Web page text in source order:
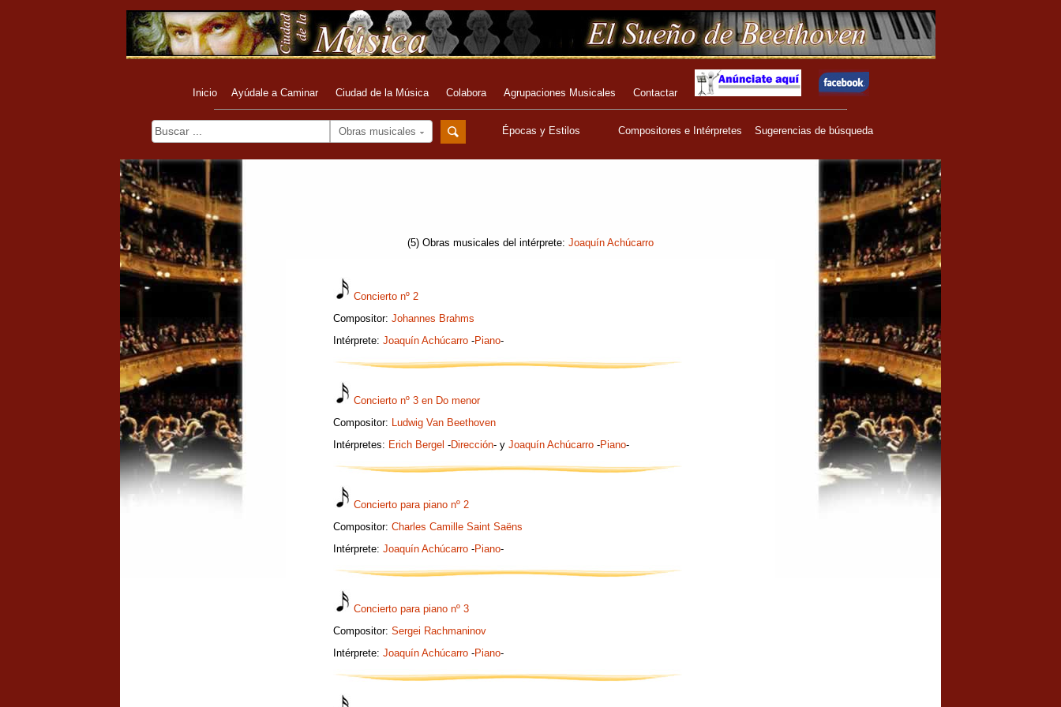
Inicio Ayúdale a Caminar Ciudad de la Música Colabora Agrupaciones Musicales Contactar
Obras musicales Épocas y Estilos Compositores e Intérpretes Sugerencias de búsqueda
(5) Obras musicales del intérprete: Joaquín Achúcarro
Concierto nº 2
Compositor: Johannes Brahms
Intérprete: Joaquín Achúcarro -Piano-
Concierto nº 3 en Do menor
Compositor: Ludwig Van Beethoven
Intérpretes: Erich Bergel -Dirección- y Joaquín Achúcarro -Piano-
Concierto para piano nº 2
Compositor: Charles Camille Saint Saëns
Intérprete: Joaquín Achúcarro -Piano-
Concierto para piano nº 3
Compositor: Sergei Rachmaninov
Intérprete: Joaquín Achúcarro -Piano-